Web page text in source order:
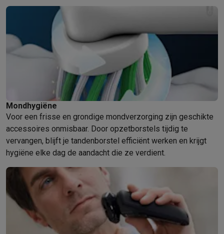
Mondhygiëne
Voor een frisse en grondige mondverzorging zijn geschikte
accessoires onmisbaar. Door opzetborstels tijdig te
vervangen, blijft je tandenborstel efficiënt werken en krijgt
hygiëne elke dag de aandacht die ze verdient.